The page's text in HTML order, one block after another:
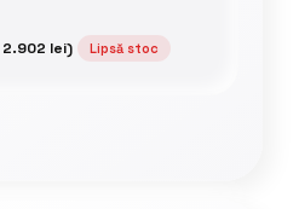
2.902 lei) Lipsă stoc